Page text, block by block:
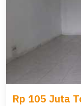
Rp 105 Juta